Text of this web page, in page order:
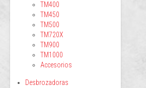
TM400
TM450
TM500
TM720X
TM900
TM1000
Accesorios
Desbrozadoras